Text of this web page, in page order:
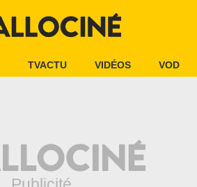
TVACTU VIDÉOS VOD